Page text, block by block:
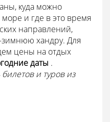
куда можно
и где в это время
направлений,
зимнюю хандру. Для
цены на отдых
даты .
и туров из